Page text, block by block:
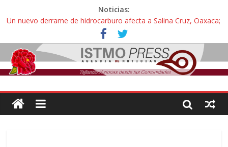
Noticias:
Un nuevo derrame de hidrocarburo afecta a Salina Cruz, Oaxaca;
ahora pescadores de Salinas del Marqués denuncian daños de
Pemex
Ángel, el joven autista expulsado por la Universidad Bienestar de
Ixtepec, Oaxaca vuelve a las aulas tras amparo
Familiares de periodista Alejandro Leyva se reúnen con titular de
intelectuales de su asesinato
Alertan pescadores de Juchitán, Oaxaca de nuevo despojo de su